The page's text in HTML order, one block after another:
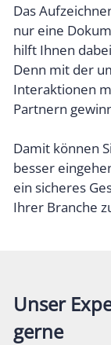
Das
nur eine
hilft Ihnen
Denn mit der
Interaktionen
Partnern
Damit können
besser
ein sicheres
Ihrer Branche
Unser
gerne